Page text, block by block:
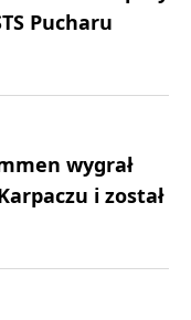
Pucharu
wygrał
i został